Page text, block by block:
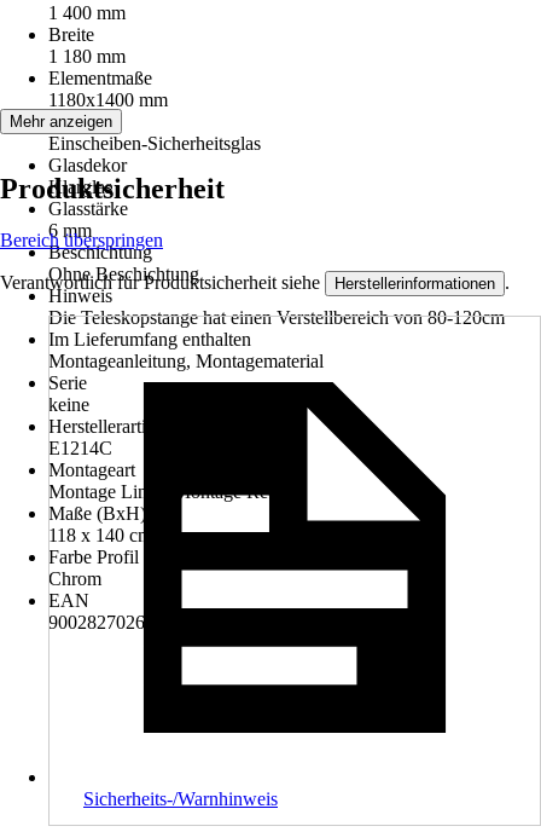
1 400 mm
Breite
1 180 mm
Elementmaße
1180x1400 mm
Glasart
Einscheiben-Sicherheitsglas
Glasdekor
Klarglas
Glasstärke
6 mm
Beschichtung
Ohne Beschichtung
Hinweis
Die Teleskopstange hat einen Verstellbereich von 80-120cm
Im Lieferumfang enthalten
Montageanleitung, Montagematerial
Serie
keine
Herstellerartikelnummer
E1214C
Montageart
Montage Links, Montage Rechts
Maße (BxH)
118 x 140 cm
Farbe Profil
Chrom
EAN
9002827026509
Mehr anzeigen
Produktsicherheit
Bereich überspringen
Verantwortlich für Produktsicherheit siehe Herstellerinformationen .
Sicherheits-/Warnhinweis